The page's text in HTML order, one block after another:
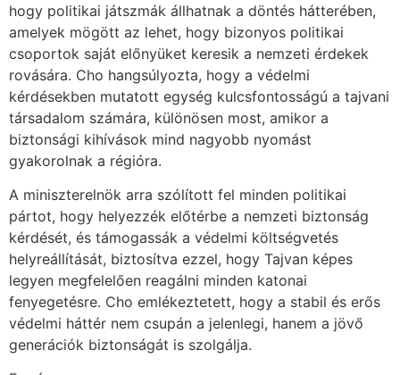
hogy politikai játszmák állhatnak a döntés hátterében,
amelyek mögött az lehet, hogy bizonyos politikai
csoportok saját előnyüket keresik a nemzeti érdekek
rovására. Cho hangsúlyozta, hogy a védelmi
kérdésekben mutatott egység kulcsfontosságú a tajvani
társadalom számára, különösen most, amikor a
biztonsági kihívások mind nagyobb nyomást
gyakorolnak a régióra.
A miniszterelnök arra szólított fel minden politikai
pártot, hogy helyezzék előtérbe a nemzeti biztonság
kérdését, és támogassák a védelmi költségvetés
helyreállítását, biztosítva ezzel, hogy Tajvan képes
legyen megfelelően reagálni minden katonai
fenyegetésre. Cho emlékeztetett, hogy a stabil és erős
védelmi háttér nem csupán a jelenlegi, hanem a jövő
generációk biztonságát is szolgálja.